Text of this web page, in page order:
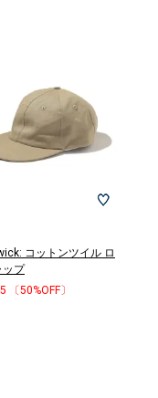
コットンツイル ロ
ップ
〔50%OFF〕